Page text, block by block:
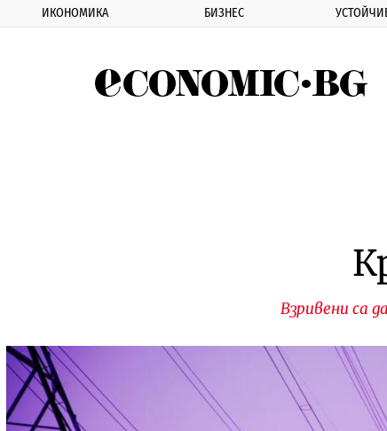
ИКОНОМИКА БИЗНЕС
Взривени са